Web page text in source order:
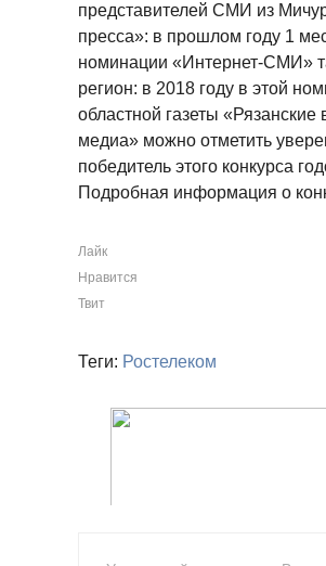
представителей СМИ из
пресса»: в прошлом году 1
номинации «Интернет-СМИ»
регион: в 2018 году в этой
областной газеты
медиа» можно отметить
победитель этого конкурса
Подробная информация о
Лайк
Нравится
Твит
Теги: Ростелеком